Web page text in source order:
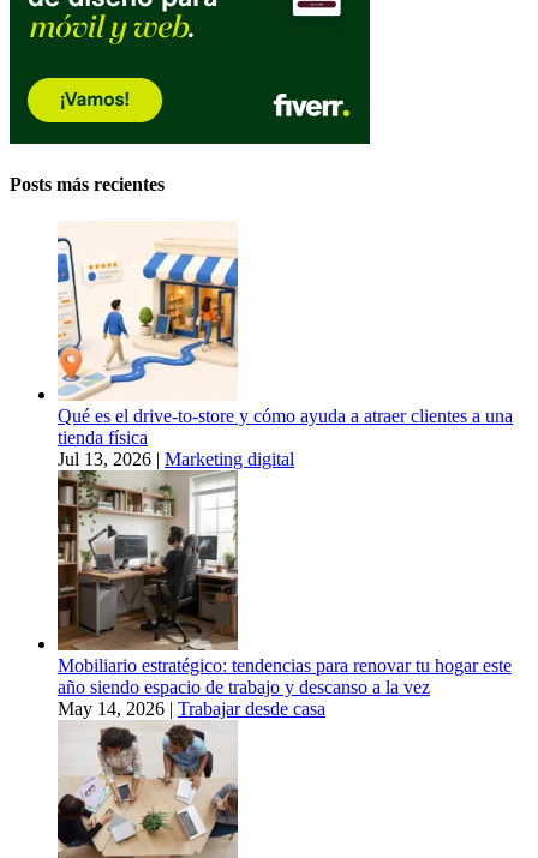
Posts más recientes
Qué es el drive-to-store y cómo ayuda a atraer clientes a una
tienda física
Jul 13, 2026 | Marketing digital
Mobiliario estratégico: tendencias para renovar tu hogar este
año siendo espacio de trabajo y descanso a la vez
May 14, 2026 | Trabajar desde casa